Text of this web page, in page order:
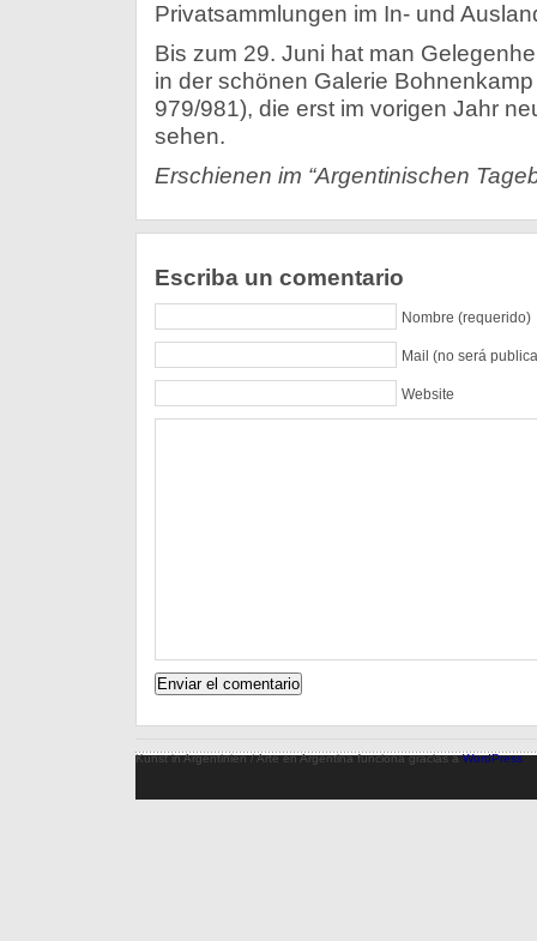
Privatsammlungen im In- und
Bis zum 29. Juni hat man
in der schönen Galerie
979/981), die erst im vorigen Jahr
sehen.
Erschienen im “Argentinischen
Escriba un comentario
Nombre (requerido)
Mail (no será
Website
Kunst in Argentinien / Arte en Argentina funciona gracias aWordPress